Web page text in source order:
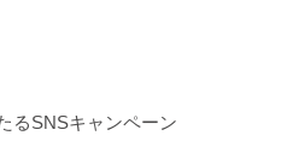
るSNSキャンペーン